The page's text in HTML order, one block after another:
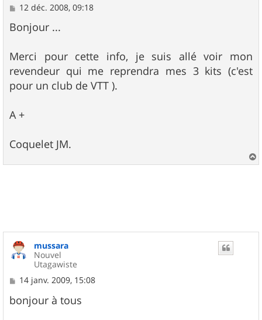
M
s
s
g
e
12 déc. 2008, 09:18
Bonjour ...
Merci pour cette info, je suis allé voir mon
revendeur qui me reprendra mes 3 kits (c'est
pour un club de VTT ).
A +
Coquelet JM.
a
mussara
Nouvel
Utagawiste
M
s
s
14 janv. 2009, 15:08
bonjour à tous